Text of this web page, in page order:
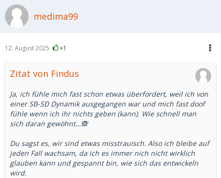
medima99
12. August 2025 +1
Zitat von Findus
Ja, ich fühle mich fast schon etwas überfordert, weil ich von
einer SB-SD Dynamik ausgegangen war und mich fast doof
fühle wenn ich ihr nichts geben (kann). Wie schnell man
sich daran gewöhnt…🙈
Du sagst es, wir sind etwas misstrauisch. Also ich bleibe auf
jeden Fall wachsam, da ich es immer nich nicht wirklich
glauben kann und gespannt bin, wie sich das entwickeln
wird.